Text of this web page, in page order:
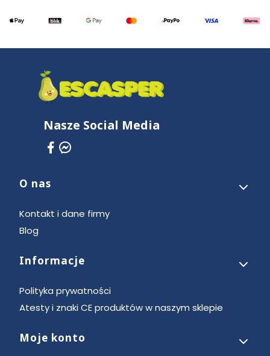
Nasze Social Media
Linki w stopce
O nas
Kontakt i dane firmy
Blog
Informacje
Polityka prywatności
Atesty i znaki CE produktów w naszym sklepie
Moje konto